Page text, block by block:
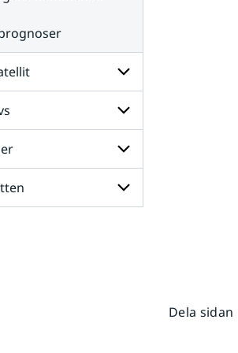
Undersidor
för
Radar
och
satellit
Undersidor
för
Väder
till
havs
Undersidor
för
Dela sidan